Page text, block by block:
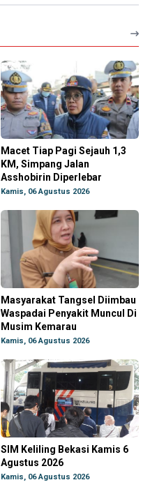
Macet Tiap Pagi Sejauh 1,3
KM, Simpang Jalan
Asshobirin Diperlebar
Kamis, 06 Agustus 2026
Masyarakat Tangsel Diimbau
Waspadai Penyakit Muncul Di
Musim Kemarau
Kamis, 06 Agustus 2026
SIM Keliling Bekasi Kamis 6
Agustus 2026
Kamis, 06 Agustus 2026